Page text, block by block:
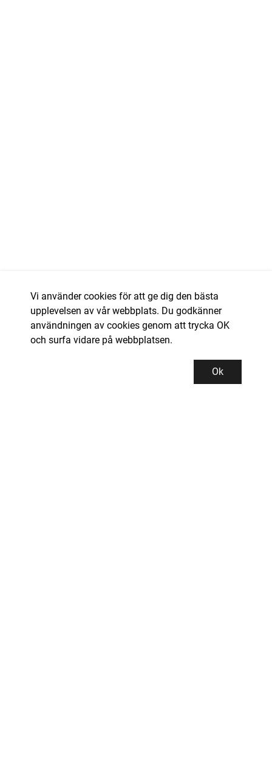
Vi använder cookies för att ge dig den bästa
upplevelsen av vår webbplats. Du godkänner
användningen av cookies genom att trycka OK
och surfa vidare på webbplatsen.
Ok